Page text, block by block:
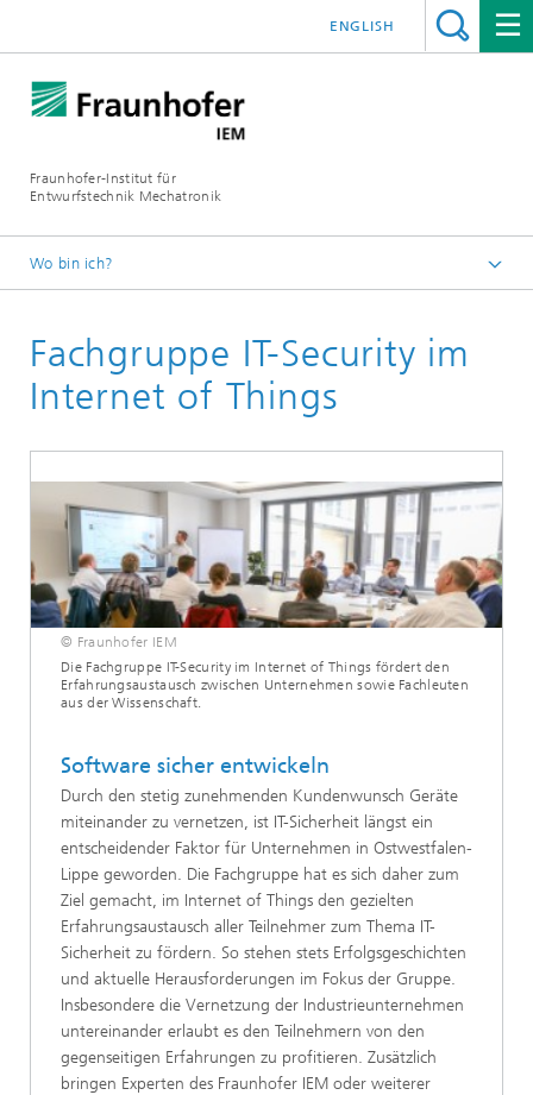
Fraunhofer-Institut für
Entwurfstechnik Mechatronik
ENGLISH
Wo bin ich?
Über uns
Fachgruppen
Fachgruppe IT-Security im
Internet of Things
© Fraunhofer IEM
Die Fachgruppe IT-Security im Internet of Things fördert den
Erfahrungsaustausch zwischen Unternehmen sowie Fachleuten
aus der Wissenschaft.
Software sicher entwickeln
Durch den stetig zunehmenden Kundenwunsch Geräte
miteinander zu vernetzen, ist IT-Sicherheit längst ein
entscheidender Faktor für Unternehmen in Ostwestfalen-
Lippe geworden. Die Fachgruppe hat es sich daher zum
Ziel gemacht, im Internet of Things den gezielten
Erfahrungsaustausch aller Teilnehmer zum Thema IT-
Sicherheit zu fördern. So stehen stets Erfolgsgeschichten
und aktuelle Herausforderungen im Fokus der Gruppe.
Insbesondere die Vernetzung der Industrieunternehmen
untereinander erlaubt es den Teilnehmern von den
gegenseitigen Erfahrungen zu profitieren. Zusätzlich
bringen Experten des Fraunhofer IEM oder weiterer